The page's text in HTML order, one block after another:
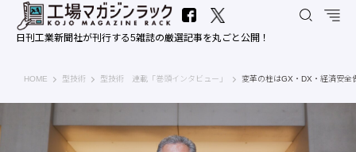
日刊工業新聞社が刊行する5雑誌の厳選記事を丸ごと公開！
HOME 工場マガジンラック｜日刊工業新聞社
型技術 型技術 連載「巻頭インタビュー」 変革の柱はGX・DX・経済安